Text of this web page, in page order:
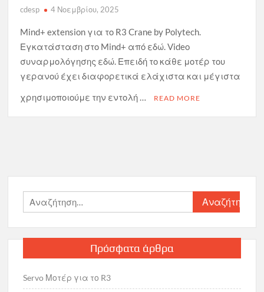
cdesp 4 Νοεμβρίου, 2025
Mind+ extension για το R3 Crane by Polytech.
Εγκατάσταση στο Mind+ από εδώ. Video
συναρμολόγησης εδώ. Επειδή το κάθε μοτέρ του
γερανού έχει διαφορετικά ελάχιστα και μέγιστα
χρησιμοποιούμε την εντολή …
READ MORE
Αναζήτηση
για:
Πρόσφατα άρθρα
Servo Μοτέρ για το R3